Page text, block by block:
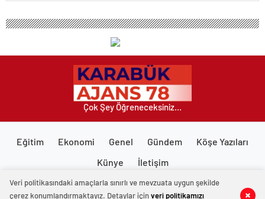
0 0
Çok Şey Öğreneceksiniz...
Eğitim Ekonomi Genel Gündem
Köşe Yazıları
Künye
İletişim
Veri politikasındaki amaçlarla sınırlı ve mevzuata uygun şekilde
çerez konumlandırmaktayız. Detaylar içinveri politikamızı